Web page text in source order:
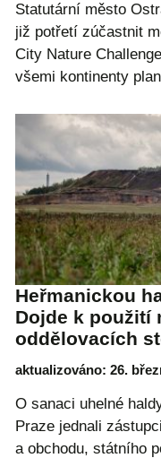
Statutární město
již potřetí zúčastnit
City Nature
všemi kontinenty
Heřmanickou
Dojde k použití
oddělovacích
aktualizováno: 26.
O sanaci uhelné
Praze jednali
a obchodu, státního